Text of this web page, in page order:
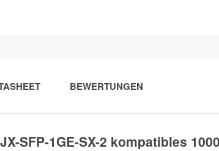
BEWERTUNGEN
SFP-1GE-SX-2 kompatibles